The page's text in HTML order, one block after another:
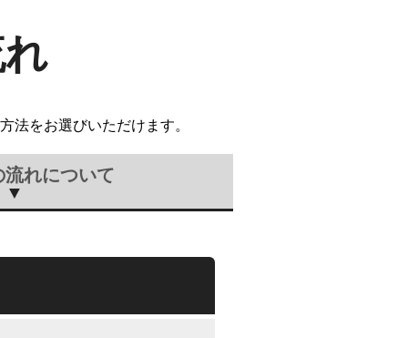
法をお選びいただけます。
れについて